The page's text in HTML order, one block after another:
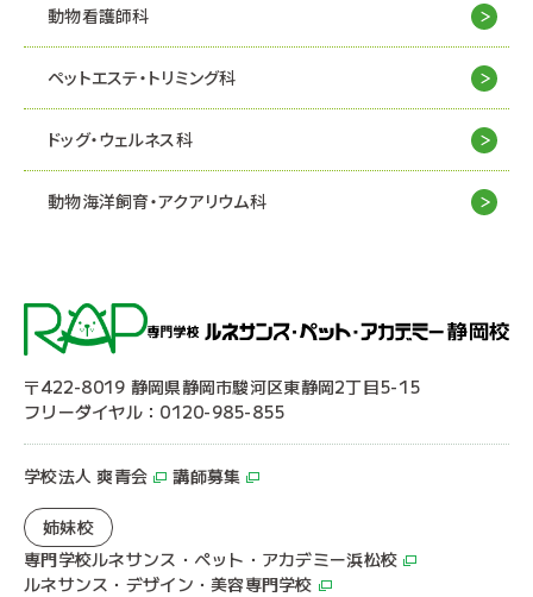
動物看護師科
ペットエステ・トリミング科
ドッグ・ウェルネス科
動物海洋飼育・アクアリウム科
〒422-8019 静岡県静岡市駿河区東静岡2丁目5-15
フリーダイヤル：0120-985-855
学校法人 爽青会 講師募集
姉妹校
専門学校ルネサンス・ペット・アカデミー浜松校
ルネサンス・デザイン・美容専門学校